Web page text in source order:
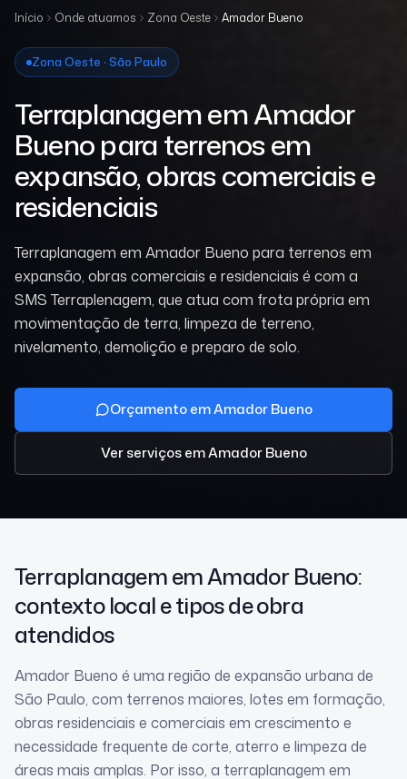
Início Onde atuamos Zona Oeste Amador Bueno
Zona Oeste · São Paulo
Terraplanagem em Amador
Bueno para terrenos em
expansão, obras comerciais e
residenciais
Terraplanagem em Amador Bueno para terrenos em
expansão, obras comerciais e residenciais é com a
SMS Terraplenagem, que atua com frota própria em
movimentação de terra, limpeza de terreno,
nivelamento, demolição e preparo de solo.
Orçamento em Amador Bueno
Ver serviçosem Amador Bueno
Terraplanagemem Amador Bueno:
contexto local e tipos de obra
atendidos
Amador Bueno é uma região de expansão urbana de
São Paulo, com terrenos maiores, lotes em formação,
obras residenciais e comerciais em crescimento e
necessidade frequente de corte, aterro e limpeza de
áreas mais amplas. Por isso, a terraplanagem em